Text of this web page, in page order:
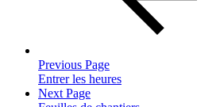
Previous Page
Entrer les heures
Next Page